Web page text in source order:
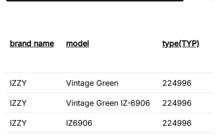
brand name model type(TYP)
IZZY Vintage Green 224996
IZZY Vintage Green IZ-6906 224996
IZZY IZ6906 224996